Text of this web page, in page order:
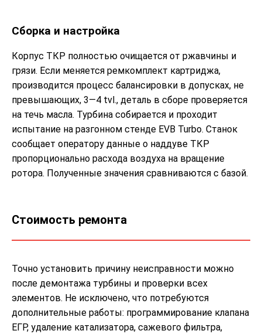
Сборка и настройка
Корпус ТКР полностью очищается от ржавчины и
грязи. Если меняется ремкомплект картриджа,
производится процесс балансировки в допусках, не
превышающих, 3—4 tvl., деталь в сборе проверяется
на течь масла. Турбина собирается и проходит
испытание на разгонном стенде EVB Turbo. Станок
сообщает оператору данные о наддуве ТКР
пропорционально расхода воздуха на вращение
ротора. Полученные значения сравниваются с базой.
Стоимость ремонта
Точно установить причину неисправности можно
после демонтажа турбины и проверки всех
элементов. Не исключено, что потребуются
дополнительные работы: программирование клапана
ЕГР, удаление катализатора, сажевого фильтра,